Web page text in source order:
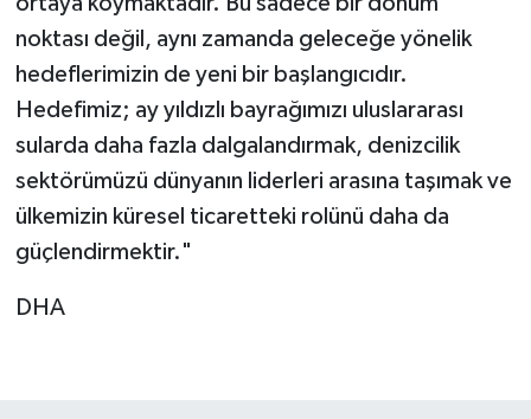
noktası değil, aynı zamanda geleceğe yönelik
hedeflerimizin de yeni bir başlangıcıdır.
Hedefimiz; ay yıldızlı bayrağımızı uluslararası
sularda daha fazla dalgalandırmak, denizcilik
sektörümüzü dünyanın liderleri arasına taşımak ve
ülkemizin küresel ticaretteki rolünü daha da
güçlendirmektir."
DHA